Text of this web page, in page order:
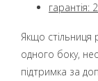
гарантія:
Якщо стільниця
одного боку,
підтримка за